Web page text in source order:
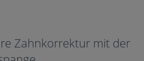
Zahnkorrektur mit der